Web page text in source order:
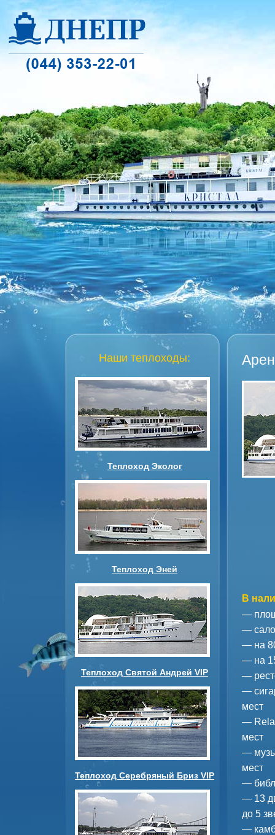
Наши теплоходы:
Теплоход Эколог
Теплоход Эней
Теплоход Святой Андрей VIP
Теплоход Серебряный Бриз VIP
В
—
—
— на
— на
—
—
мест
—
мест
—
мест
—
— 13
до 5
—